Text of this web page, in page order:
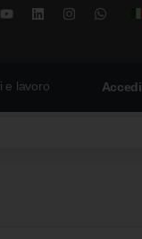
e lavoro Accedi